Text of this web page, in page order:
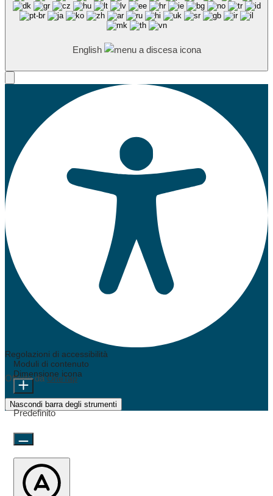
English
Regolazioni di accessibilità
Offerto daOneTap
Nascondi barra degli strumenti
Moduli di contenuto
Dimensione icona
Predefinito